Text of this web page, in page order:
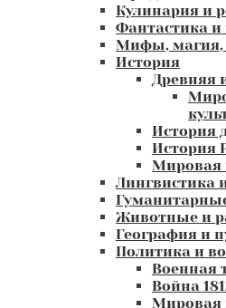
Кулинария и
Фантастика
Мифы, магия,
История
Древняя
История
История
Мировая
Лингвистика
Животные и
География и
Политика и
Военная
Война
Мировая